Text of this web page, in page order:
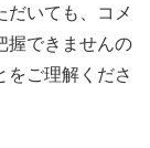
だいても、コメ
握できませんの
をご理解くださ